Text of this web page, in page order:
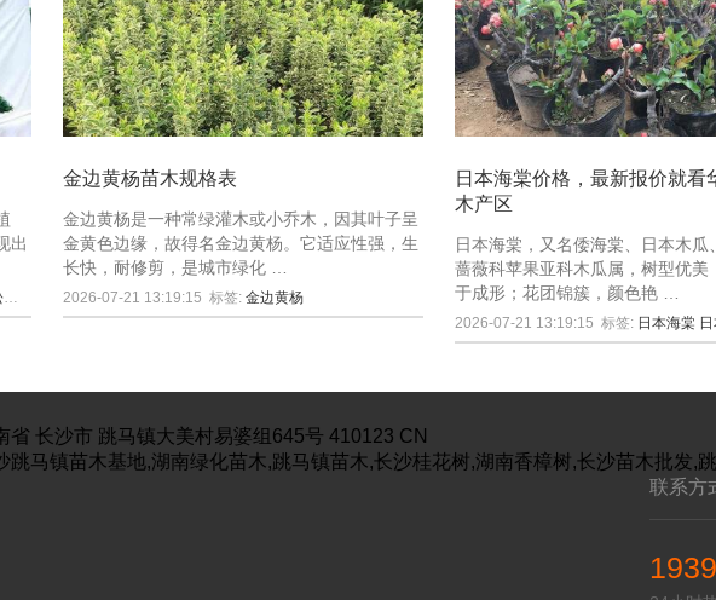
出
金边黄杨苗木规格表
金边黄杨是一种常绿灌木或小乔木，因其叶子呈
金黄色边缘，故得名金边黄杨。它适应性强，生
长快，耐修剪，是城市绿化 …
2026-07-21 13:19:15 标签:金边黄杨
日本海棠价格，最新报价就看
木产区
日本海棠，又名倭海棠、日本木瓜
蔷薇科苹果亚科木瓜属，树型优美
于成形；花团锦簇，颜色艳 …
2026-07-21 13:19:15 标签: 日本海棠
省 长沙市 跳马镇大美村易婆组645号 410123 CN
跳马镇苗木基地,湖南绿化苗木,跳马镇苗木,长沙桂花树,湖南香樟树,长沙苗木批发,
联系方